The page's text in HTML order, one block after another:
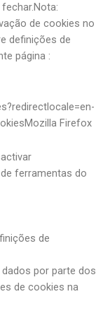
de cookies no
definições de
página :
Firefox
ferramentas do
de
por parte dos
de cookies na